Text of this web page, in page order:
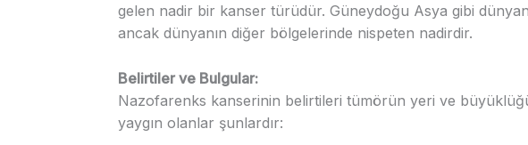
gelen nadir bir kanser türüdür. Güneydoğu Asya gibi
ancak dünyanın diğer bölgelerinde nispeten nadirdir.
Belirtiler ve Bulgular:
Nazofarenks kanserinin belirtileri tümörün yeri ve
yaygın olanlar şunlardır: